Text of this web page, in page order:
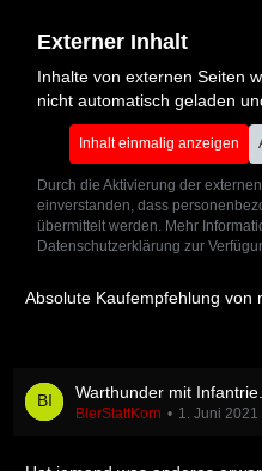
Externer Inhalt
Inhalte von externen Seiten
nicht automatisch geladen
Inhalt einmalig anzeigen
Durch die Aktivierung der
einverstanden, dass
übermittelt werden. Mehr
Datenschutzerklärung zur
Absolute Kaufempfehlung von
Warthunder mit Infantrie...
BierStattKorn 1. Juni 2021